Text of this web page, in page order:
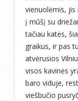
vienuolėmis, jis
į mūšį su
tačiau katės,
graikus, ir pas
atvėrusios
visos kavinės
baro viduje,
viešbučio